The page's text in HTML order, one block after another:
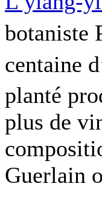
botaniste
centaine
planté
plus de
Guerlain